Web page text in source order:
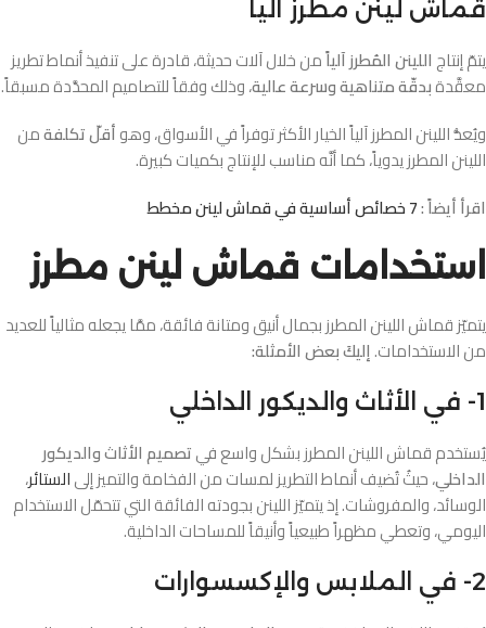
قماش لينن مطرز آلياً
يتمّ إنتاج اللينن المُطرز آلياًمن خلال آلات حديثة، قادرة على تنفيذ أنماط تطريز
معقَّدةبدقّة متناهية وسرعة عالية، وذلك وفقاً للتصاميم المحدَّدة مسبقاً.
ويُعدُّ اللينن المطرز آلياً الخيار الأكثر توفراً في الأسواق، وهوأقلّ تكلفةمن
اللينن المطرز يدوياً، كما أنَّه مناسب للإنتاج بكميات كبيرة.
اقرأ أيضاً :7 خصائص أساسية في قماش لينن مخطط
استخدامات قماش لينن مطرز
يتميّز قماش اللينن المطرز بجمال أنيق ومتانة فائقة، ممَّا يجعله مثالياً للعديد
من الاستخدامات.إليكَ بعض الأمثلة:
1- في الأثاث والديكور الداخلي
يُستخدم قماش اللينن المطرز بشكل واسع فيتصميم الأثاث والديكور
الداخلي، حيثُ تُضيف أنماط التطريز لمسات من الفخامة والتميز إلىالستائر،
الوسائد، والمفروشات. إذ يتميّز اللينن بجودته الفائقة التي تتحمّل الاستخدام
اليومي، وتعطي مظهراً طبيعياً وأنيقاً للمساحات الداخلية.
2- في الملابس والإكسسوارات